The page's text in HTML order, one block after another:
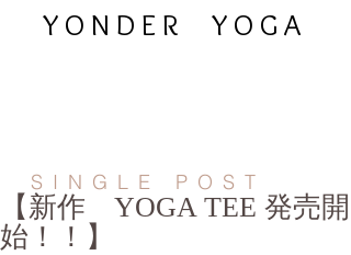
YONDER YOGA
SINGLE POST
【新作 YOGA TEE 発売開
始！！】